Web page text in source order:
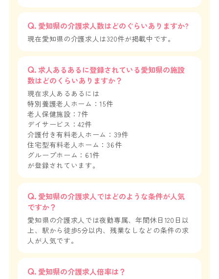
愛知県の介護求人数はどのぐらいありますか?
現在愛知県の介護求人は320件が掲載中です。
求人あるあるに登録されている愛知県の施設
数はどのくらいありますか？
現在求人あるあるには
特別養護老人ホーム：15件
老人保健施設：7件
デイサービス：42件
介護付き有料老人ホーム：39件
住宅型有料老人ホーム：36件
グループホーム：61件
が登録されています。
愛知県の介護求人ではどのような条件が人気
ですか？
愛知県の介護求人では夜勤専属、年間休日120日以
上、駅から徒歩5分以内、残業なしなどの条件の求
人が人気です。
愛知県の介護求人倍率は？